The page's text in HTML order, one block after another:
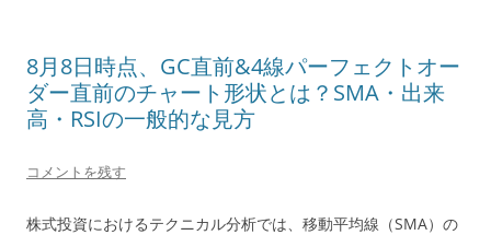
o
k
n
8月8日時点、GC直前&4線パーフェクトオー
ダー直前のチャート形状とは？SMA・出来
高・RSIの一般的な見方
コメントを残す
株式投資におけるテクニカル分析では、移動平均線（SMA）の